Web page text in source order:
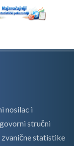
nosilac i
stručni
statistike